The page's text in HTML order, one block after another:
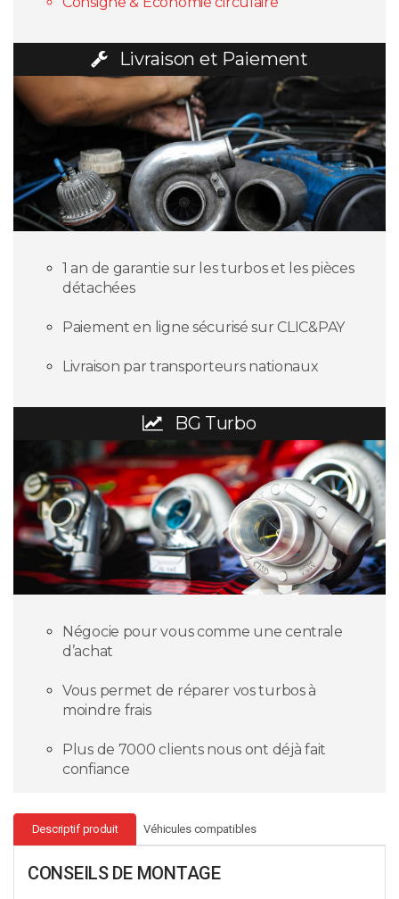
Livraison et Paiement
1 an de garantie sur les turbos et les pièces
détachées
Paiement en ligne sécurisé sur CLIC&PAY
Livraison par transporteurs nationaux
BG Turbo
Négocie pour vous comme une centrale
d’achat
Vous permet de réparer vos turbos à
moindre frais
Plus de 7000 clients nous ont déjà fait
confiance
Descriptif produit Véhicules compatibles
CONSEILS DE MONTAGE